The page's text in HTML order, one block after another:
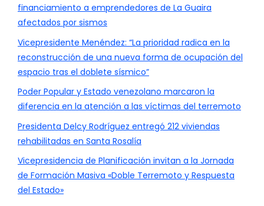
financiamiento a emprendedores de La Guaira
afectados por sismos
Vicepresidente Menéndez: “La prioridad radica en la
reconstrucción de una nueva forma de ocupación del
espacio tras el doblete sísmico”
Poder Popular y Estado venezolano marcaron la
diferencia en la atención a las víctimas del terremoto
Presidenta Delcy Rodríguez entregó 212 viviendas
rehabilitadas en Santa Rosalía
Vicepresidencia de Planificación invitan a la Jornada
de Formación Masiva «Doble Terremoto y Respuesta
del Estado»